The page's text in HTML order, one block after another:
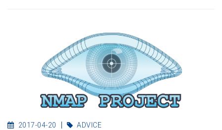
2017-04-20 ADVICE